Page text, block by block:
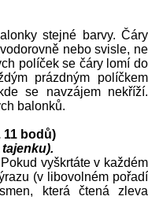
stejné barvy. Čáry
nebo svisle, ne
políček se čáry lomí do
prázdným políčkem
se navzájem nekříží.
balonků.
11 bodů)
vyškrtáte v každém
(v libovolném pořadí
která čtená zleva